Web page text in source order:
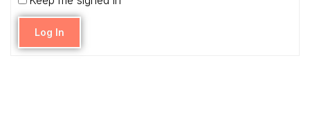
Log In